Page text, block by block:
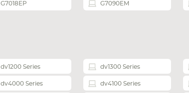
СМАРТФОНА
G7018EP G7090EM
dv1200 Series dv1300 Series
dv4000 Series dv4100 Series